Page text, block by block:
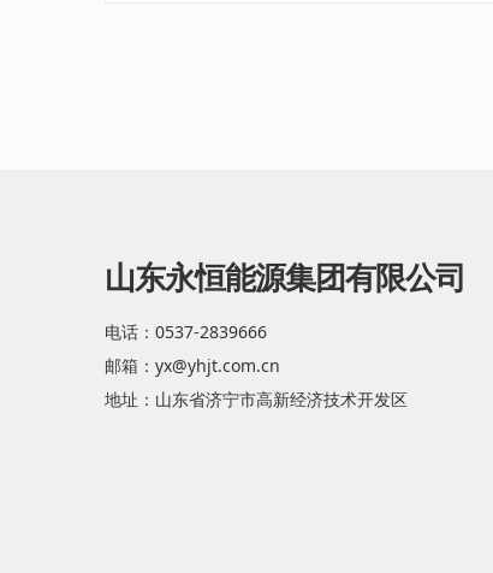
山东永恒能源集团有限公司
电话：0537-2839666
邮箱：yx@yhjt.com.cn
地址：山东省济宁市高新经济技术开发区